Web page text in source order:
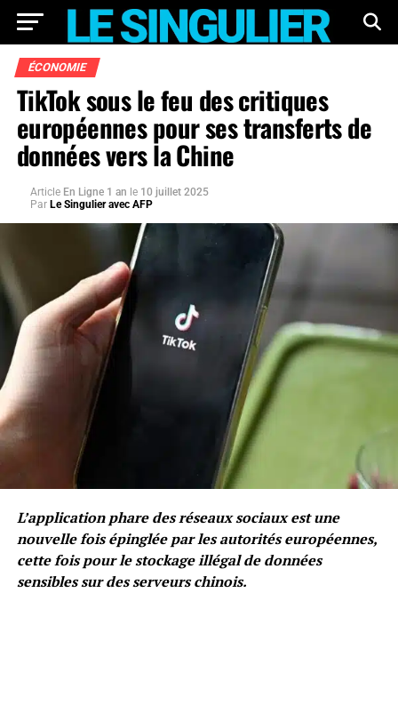
ÉCONOMIE
TikTok sous le feu des critiques
européennes pour ses transferts de
données vers la Chine
Article En Ligne 1 an le 10 juillet 2025
Par Le Singulier avec AFP
L’application phare des réseaux sociaux est une
nouvelle fois épinglée par les autorités européennes,
cette fois pour le stockage illégal de données
sensibles sur des serveurs chinois.